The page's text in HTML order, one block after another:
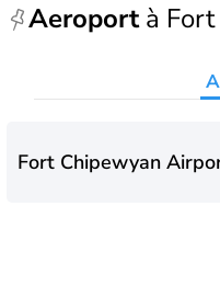
Aeroportà Fort
Fort Chipewyan